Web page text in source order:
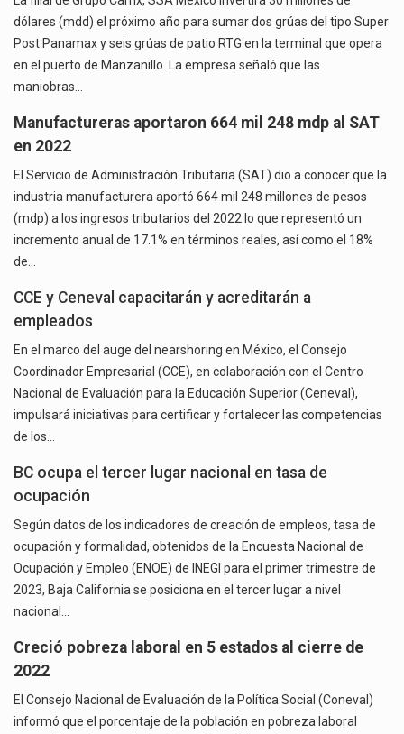
dólares (mdd) el próximo año para sumar dos grúas del tipo Super
Post Panamax y seis grúas de patio RTG en la terminal que opera
en el puerto de Manzanillo. La empresa señaló que las
maniobras…
Manufactureras aportaron 664 mil 248 mdp al SAT
en 2022
El Servicio de Administración Tributaria (SAT) dio a conocer que la
industria manufacturera aportó 664 mil 248 millones de pesos
(mdp) a los ingresos tributarios del 2022 lo que representó un
incremento anual de 17.1% en términos reales, así como el 18%
de…
CCE y Ceneval capacitarán y acreditarán a
empleados
En el marco del auge del nearshoring en México, el Consejo
Coordinador Empresarial (CCE), en colaboración con el Centro
Nacional de Evaluación para la Educación Superior (Ceneval),
impulsará iniciativas para certificar y fortalecer las competencias
de los…
BC ocupa el tercer lugar nacional en tasa de
ocupación
Según datos de los indicadores de creación de empleos, tasa de
ocupación y formalidad, obtenidos de la Encuesta Nacional de
Ocupación y Empleo (ENOE) de INEGI para el primer trimestre de
2023, Baja California se posiciona en el tercer lugar a nivel
nacional…
Creció pobreza laboral en 5 estados al cierre de
2022
El Consejo Nacional de Evaluación de la Política Social (Coneval)
informó que el porcentaje de la población en pobreza laboral